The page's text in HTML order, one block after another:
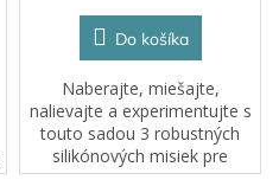
Do košíka
Naberajte, miešajte,
nalievajte a experimentujte s
touto sadou 3 robustných
silikónových misiek pre
zmyslovú a kreatívnu